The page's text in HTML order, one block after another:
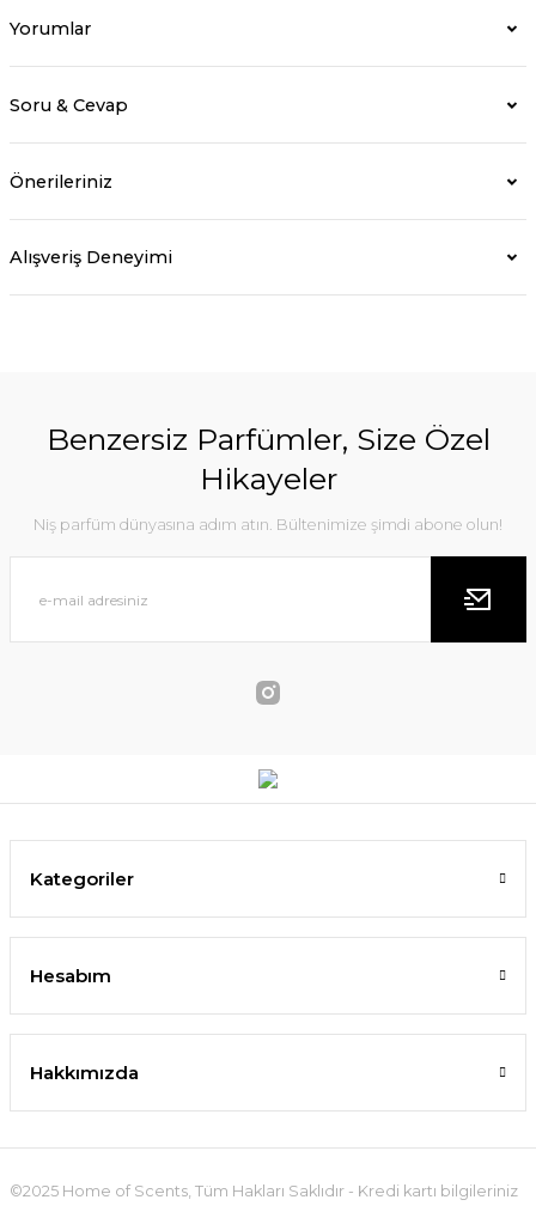
Yorumlar
Soru & Cevap
Önerileriniz
Alışveriş Deneyimi
Benzersiz Parfümler, Size Özel
Hikayeler
Niş parfüm dünyasına adım atın. Bültenimize şimdi abone olun!
Kategoriler
Hesabım
Hakkımızda
©2025 Home of Scents, Tüm Hakları Saklıdır - Kredi kartı bilgileriniz